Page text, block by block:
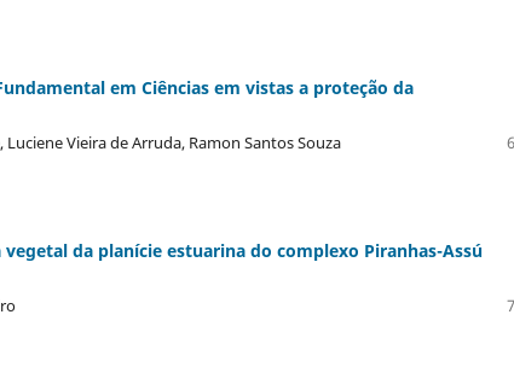
em Ciências em vistas a proteção da
Vieira de Arruda, Ramon Santos Souza
da planície estuarina do complexo Piranhas-Assú